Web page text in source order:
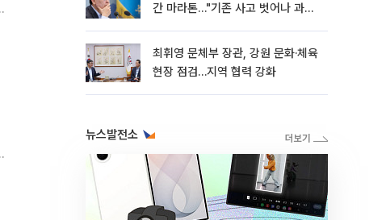
간 마라톤…"기존 사고 벗어나 과감
최휘영 문체부 장관, 강원 문화·체육
현장 점검…지역 협력 강화
뉴스발전소